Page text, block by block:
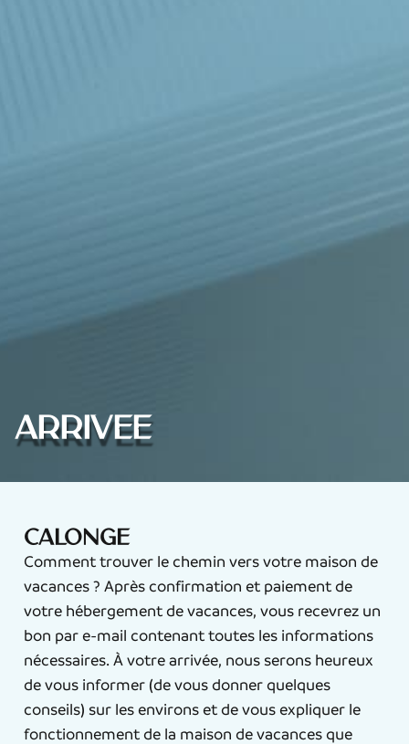
Arrivée
Calonge
Comment trouver le chemin vers votre maison de
vacances ? Après confirmation et paiement de
votre hébergement de vacances, vous recevrez un
bon par e-mail contenant toutes les informations
nécessaires. À votre arrivée, nous serons heureux
de vous informer (de vous donner quelques
conseils) sur les environs et de vous expliquer le
fonctionnement de la maison de vacances que